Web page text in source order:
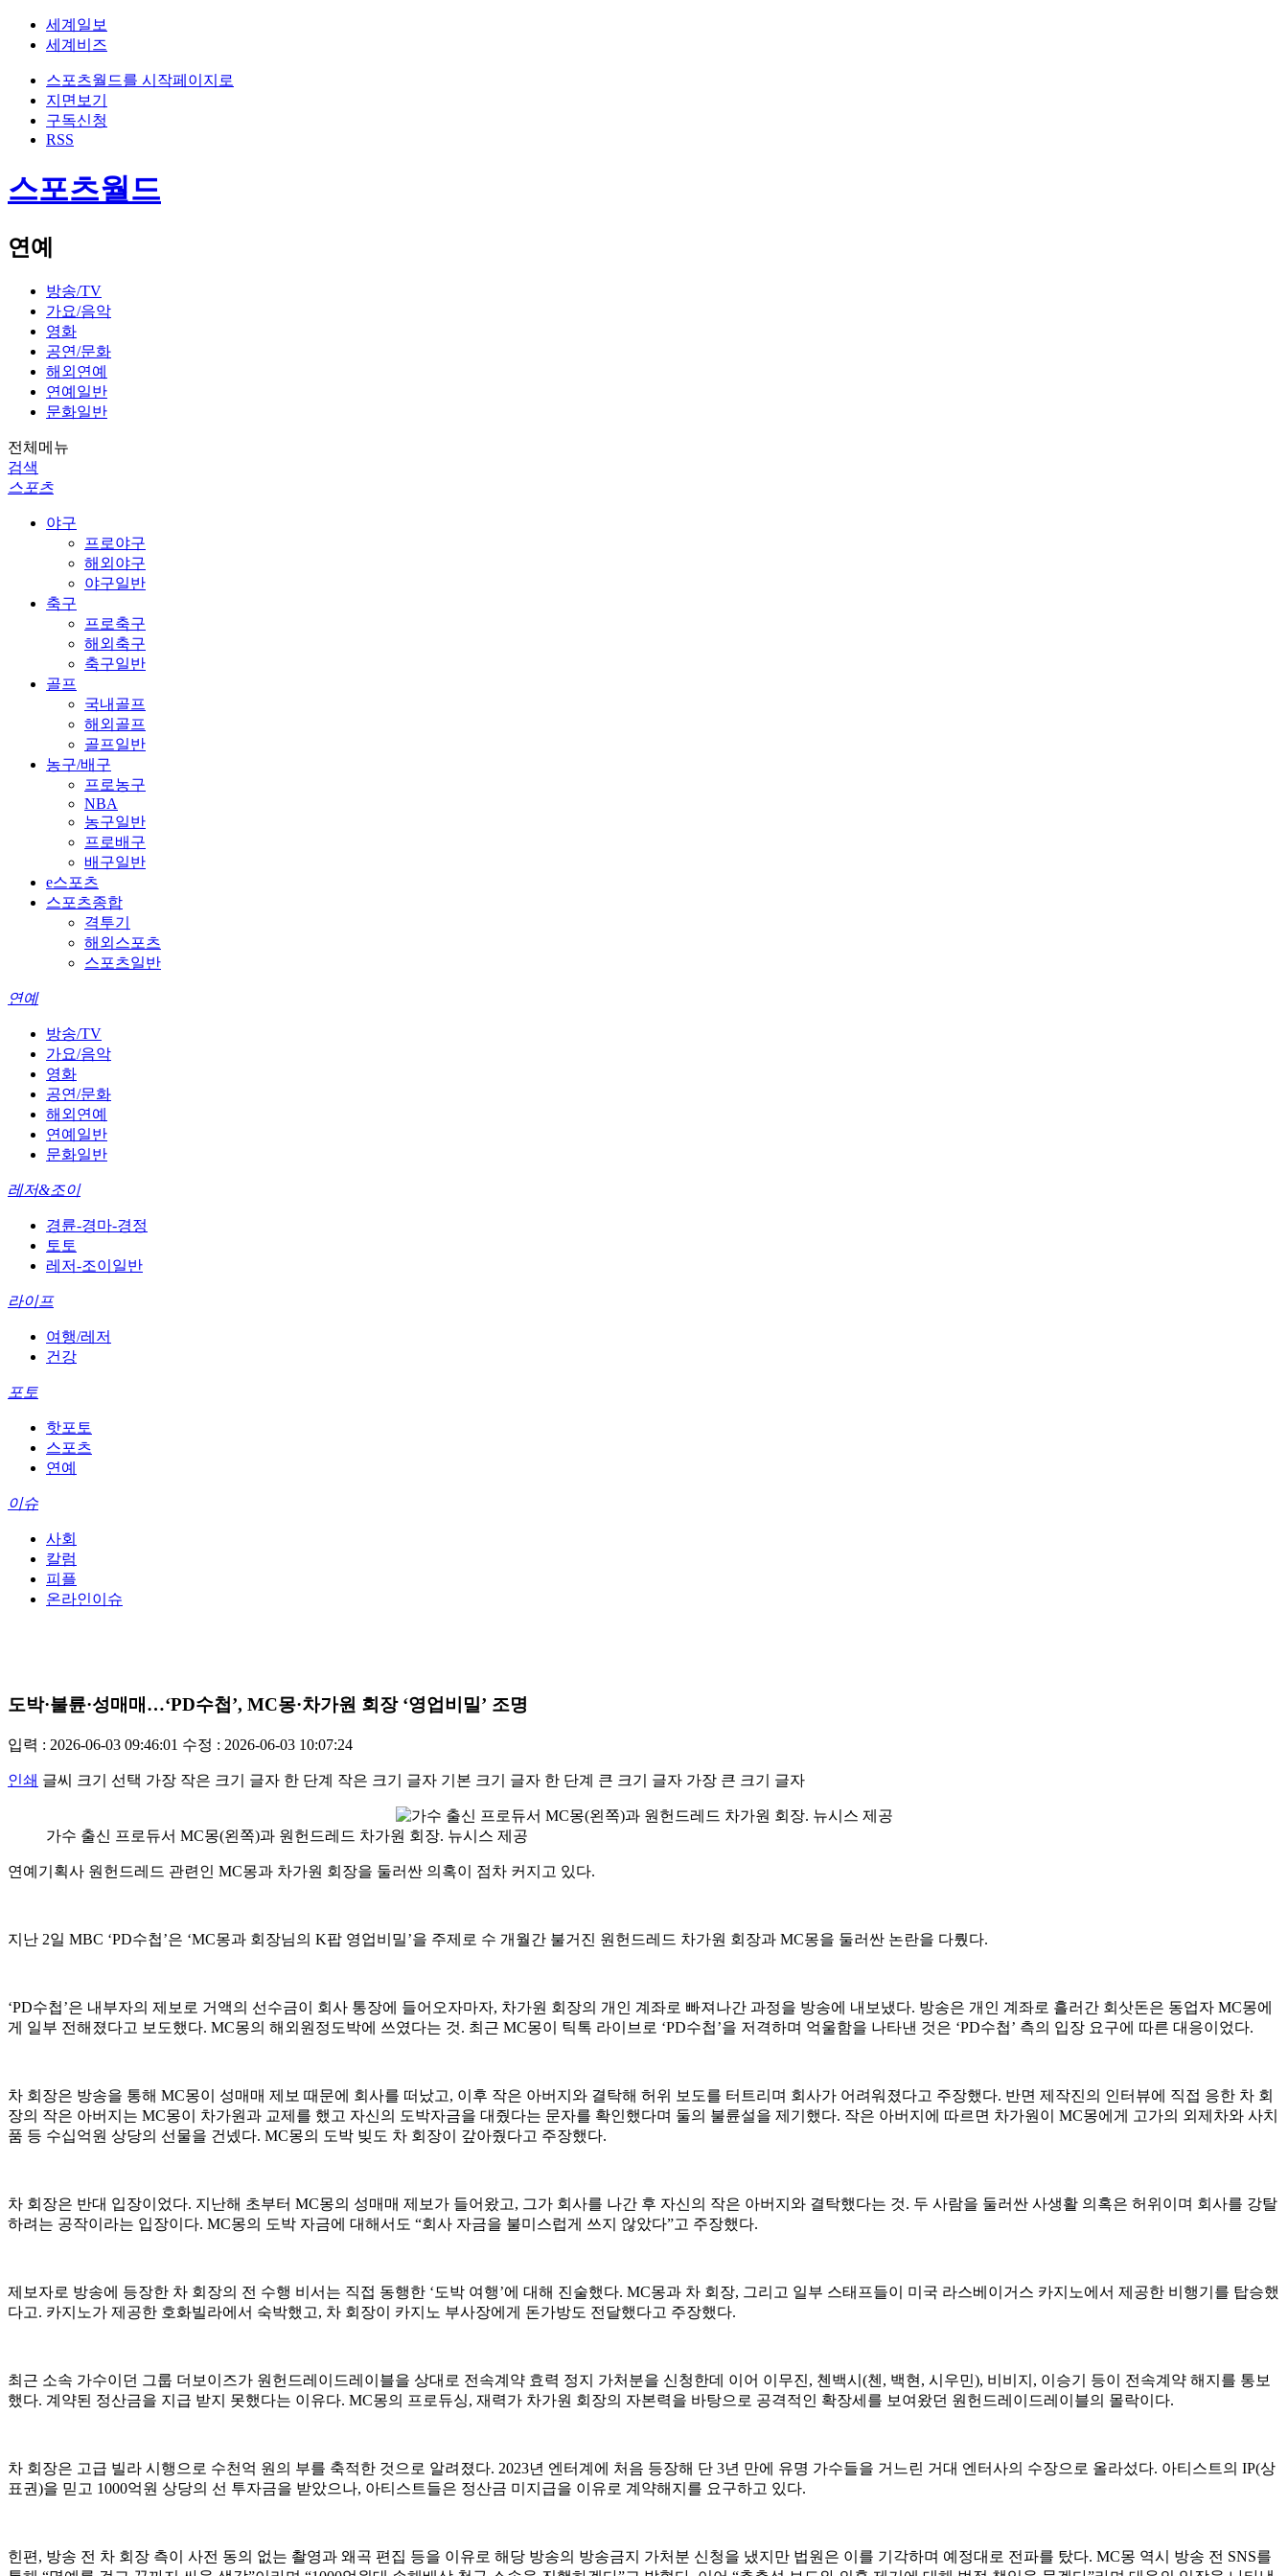
세계일보
세계비즈
스포츠월드를 시작페이지로
지면보기
구독신청
RSS
스포츠월드
연예
방송/TV
가요/음악
영화
공연/문화
해외연예
연예일반
문화일반
전체메뉴
검색
스포츠
야구
프로야구
해외야구
야구일반
축구
프로축구
해외축구
축구일반
골프
국내골프
해외골프
골프일반
농구/배구
프로농구
NBA
농구일반
프로배구
배구일반
e스포츠
스포츠종합
격투기
해외스포츠
스포츠일반
연예
방송/TV
가요/음악
영화
공연/문화
해외연예
연예일반
문화일반
레저&조이
경륜-경마-경정
토토
레저-조이일반
라이프
여행/레저
건강
포토
핫포토
스포츠
연예
이슈
사회
칼럼
피플
온라인이슈
도박·불륜·성매매…‘PD수첩’, MC몽·차가원 회장 ‘영업비밀’ 조명
입력 : 2026-06-03 09:46:01 수정 : 2026-06-03 10:07:24
인쇄 글씨 크기 선택 가장 작은 크기 글자 한 단계 작은 크기 글자 기본 크기 글자 한 단계 큰 크기 글자 가장 큰 크기 글자
가수 출신 프로듀서 MC몽(왼쪽)과 원헌드레드 차가원 회장. 뉴시스 제공
연예기획사 원헌드레드 관련인 MC몽과 차가원 회장을 둘러싼 의혹이 점차 커지고 있다.
지난 2일 MBC ‘PD수첩’은 ‘MC몽과 회장님의 K팝 영업비밀’을 주제로 수 개월간 불거진 원헌드레드 차가원 회장과 MC몽을 둘러싼 논란을 다뤘다.
‘PD수첩’은 내부자의 제보로 거액의 선수금이 회사 통장에 들어오자마자, 차가원 회장의 개인 계좌로 빠져나간 과정을 방송에 내보냈다. 방송은 개인 계좌로 흘러간 회삿돈은 동업자 MC몽에
게 일부 전해졌다고 보도했다. MC몽의 해외원정도박에 쓰였다는 것. 최근 MC몽이 틱톡 라이브로 ‘PD수첩’을 저격하며 억울함을 나타낸 것은 ‘PD수첩’ 측의 입장 요구에 따른 대응이었다.
차 회장은 방송을 통해 MC몽이 성매매 제보 때문에 회사를 떠났고, 이후 작은 아버지와 결탁해 허위 보도를 터트리며 회사가 어려워졌다고 주장했다. 반면 제작진의 인터뷰에 직접 응한 차 회
장의 작은 아버지는 MC몽이 차가원과 교제를 했고 자신의 도박자금을 대줬다는 문자를 확인했다며 둘의 불륜설을 제기했다. 작은 아버지에 따르면 차가원이 MC몽에게 고가의 외제차와 사치
품 등 수십억원 상당의 선물을 건넸다. MC몽의 도박 빚도 차 회장이 갚아줬다고 주장했다.
차 회장은 반대 입장이었다. 지난해 초부터 MC몽의 성매매 제보가 들어왔고, 그가 회사를 나간 후 자신의 작은 아버지와 결탁했다는 것. 두 사람을 둘러싼 사생활 의혹은 허위이며 회사를 강탈
하려는 공작이라는 입장이다. MC몽의 도박 자금에 대해서도 “회사 자금을 불미스럽게 쓰지 않았다”고 주장했다.
제보자로 방송에 등장한 차 회장의 전 수행 비서는 직접 동행한 ‘도박 여행’에 대해 진술했다. MC몽과 차 회장, 그리고 일부 스태프들이 미국 라스베이거스 카지노에서 제공한 비행기를 탑승했
다고. 카지노가 제공한 호화빌라에서 숙박했고, 차 회장이 카지노 부사장에게 돈가방도 전달했다고 주장했다.
최근 소속 가수이던 그룹 더보이즈가 원헌드레이드레이블을 상대로 전속계약 효력 정지 가처분을 신청한데 이어 이무진, 첸백시(첸, 백현, 시우민), 비비지, 이승기 등이 전속계약 해지를 통보
했다. 계약된 정산금을 지급 받지 못했다는 이유다. MC몽의 프로듀싱, 재력가 차가원 회장의 자본력을 바탕으로 공격적인 확장세를 보여왔던 원헌드레이드레이블의 몰락이다.
​차 회장은 고급 빌라 시행으로 수천억 원의 부를 축적한 것으로 알려졌다. 2023년 엔터계에 처음 등장해 단 3년 만에 유명 가수들을 거느린 거대 엔터사의 수장으로 올라섰다. 아티스트의 IP(상
표권)을 믿고 1000억원 상당의 선 투자금을 받았으나, 아티스트들은 정산금 미지급을 이유로 계약해지를 요구하고 있다.
힌편, 방송 전 차 회장 측이 사전 동의 없는 촬영과 왜곡 편집 등을 이유로 해당 방송의 방송금지 가처분 신청을 냈지만 법원은 이를 기각하며 예정대로 전파를 탔다. MC몽 역시 방송 전 SNS를